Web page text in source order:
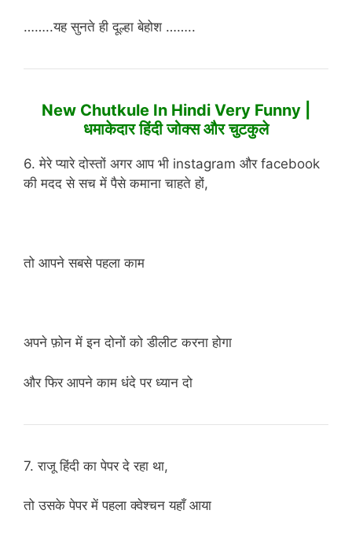
……..यह सुनते ही दूल्हा बेहोश ……..
New Chutkule In Hindi Very Funny |
धमाकेदार हिंदी जोक्स और चुटकुले
6. मेरे प्यारे दोस्तों अगर आप भी instagram और facebook
की मदद से सच में पैसे कमाना चाहते हों,
तो आपने सबसे पहला काम
अपने फ़ोन में इन दोनों को डीलीट करना होगा
और फिर आपने काम धंदे पर ध्यान दो
7. राजू हिंदी का पेपर दे रहा था,
तो उसके पेपर में पहला क्वेश्चन यहाँ आया